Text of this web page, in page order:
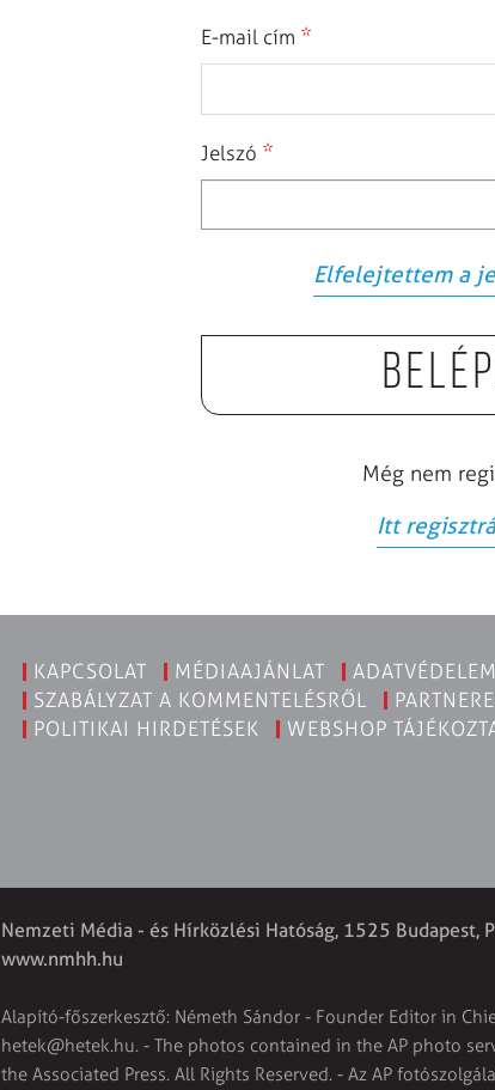
E-mail cím *
Jelszó *
Elfelejtettem a
Még nem
Itt
KAPCSOLAT MÉDIAAJÁNLAT
ADATVÉDELEM
SZABÁLYZAT A KOMMENTELÉSRŐL
POLITIKAI HIRDETÉSEK
WEBSHOP
Nemzeti Média - és Hírközlési Hatóság, 1525
www.nmhh.hu
Alapító-főszerkesztő: Németh Sándor - Founder Editor in
hetek@hetek.hu. - The photos contained in the AP photo
the Associated Press. All Rights Reserved. - Az AP